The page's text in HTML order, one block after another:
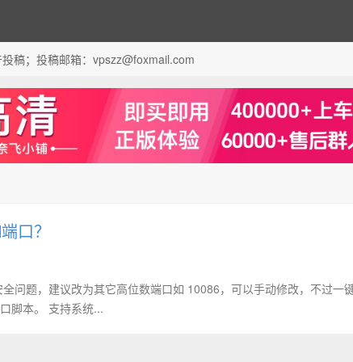
稿；投稿邮箱：vpszz@foxmail.com
口？
问题，建议改为其它高位数端口如 10086，可以手动修改，不过一
脚本。 支持系统...